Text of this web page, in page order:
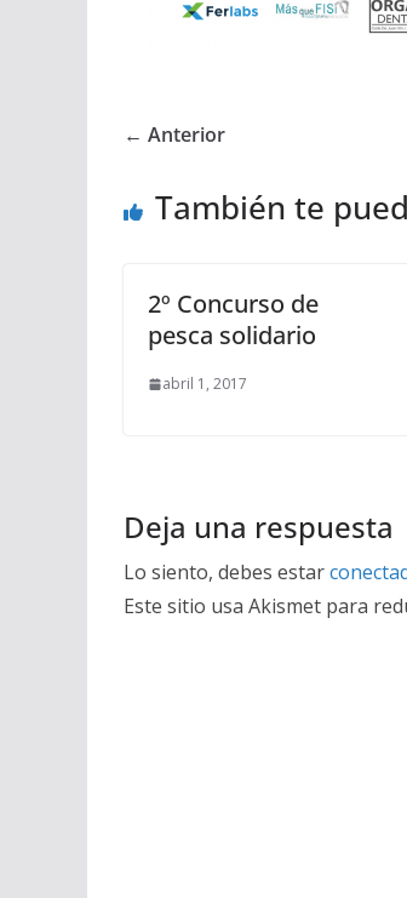
← Anterior
También te
2º Concurso de
pesca solidario
abril 1, 2017
Deja una respuesta
Lo siento, debes estar
Este sitio usa Akismet para